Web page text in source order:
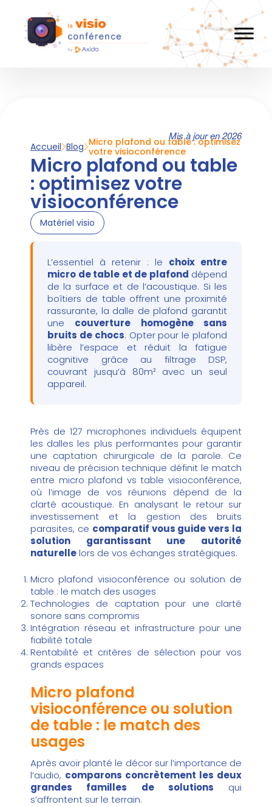
Mis à jour en 2026
Accueil Blog Micro plafond ou table : optimisez
votre visioconférence
Micro plafond ou table
: optimisez votre
visioconférence
Matériel visio
L’essentiel à retenir : le choix entre
micro de table et de plafond dépend
de la surface et de l’acoustique. Si les
boîtiers de table offrent une proximité
rassurante, la dalle de plafond garantit
une couverture homogène sans
bruits de chocs. Opter pour le plafond
libère l’espace et réduit la fatigue
cognitive grâce au filtrage DSP,
couvrant jusqu’à 80m² avec un seul
appareil.
Près de 127 microphones individuels équipent
les dalles les plus performantes pour garantir
une captation chirurgicale de la parole. Ce
niveau de précision technique définit le match
entre micro plafond vs table visioconférence,
où l’image de vos réunions dépend de la
clarté acoustique. En analysant le retour sur
investissement et la gestion des bruits
parasites, ce comparatif vous guide vers la
solution garantissant une autorité
naturellelors de vos échanges stratégiques.
Micro plafond visioconférence ou solution de
table : le match des usages
Technologies de captation pour une clarté
sonore sans compromis
Intégration réseau et infrastructure pour une
fiabilité totale
Rentabilité et critères de sélection pour vos
grands espaces
Micro plafond
visioconférence ou solution
de table : le match des
usages
Après avoir planté le décor sur l’importance de
l’audio, comparons concrètement les deux
grandes familles de solutions qui
s’affrontent sur le terrain.